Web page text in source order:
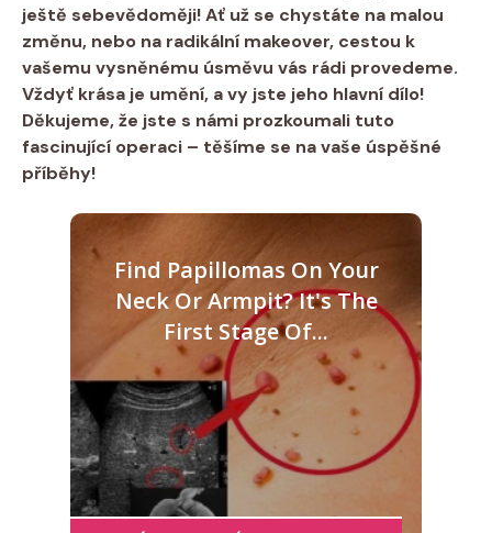
ještě sebevědoměji! Ať už se chystáte na malou
změnu, nebo na radikální makeover, cestou k
vašemu vysněnému úsměvu vás rádi provedeme.
Vždyť krása je umění, a vy jste jeho hlavní dílo!
Děkujeme, že jste s námi prozkoumali tuto
fascinující operaci – těšíme se na vaše úspěšné
příběhy!
Find Papillomas On Your
Neck Or Armpit? It's The
First Stage Of...